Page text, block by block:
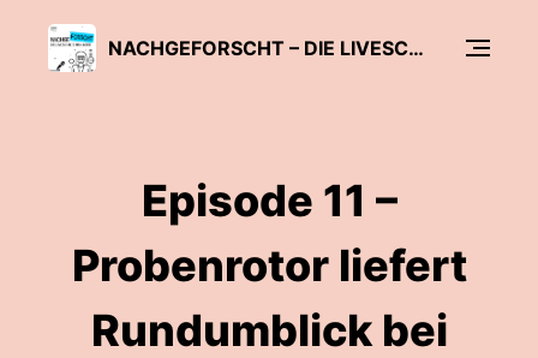
NACHGEFORSCHT – DIE LIVESCHALTE INS LABOR
Episode 11 –
Probenrotor liefert
Rundumblick bei